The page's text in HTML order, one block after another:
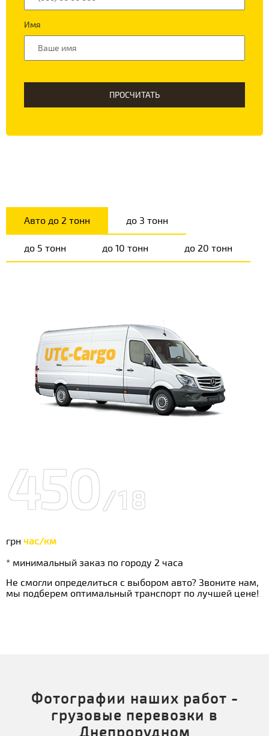
Имя
ПРОСЧИТАТЬ
Авто до 2 тонн до 3 тонн
до 5 тонн до 10 тонн до 20 тонн
450/18
грн час/км
* минимальный заказ по городу 2 часа
Не смогли определиться с выбором авто? Звоните нам,
мы подберем оптимальный транспорт по лучшей цене!
Фотографии наших работ -
грузовые перевозки в
Днепрорудном